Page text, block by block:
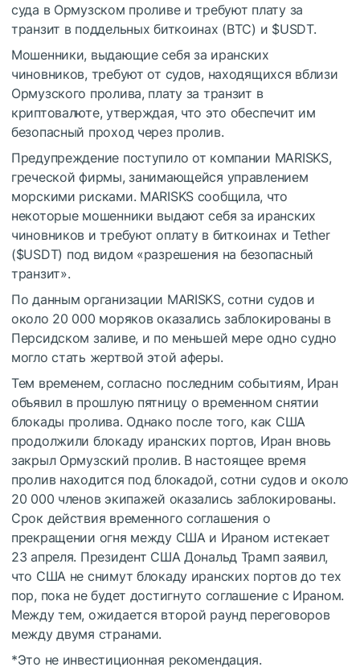
суда в Ормузском проливе и требуют плату за
транзит в поддельных биткоинах (BTC) и $USDT.
Мошенники, выдающие себя за иранских
чиновников, требуют от судов, находящихся вблизи
Ормузского пролива, плату за транзит в
криптовалюте, утверждая, что это обеспечит им
безопасный проход через пролив.
Предупреждение поступило от компании MARISKS,
греческой фирмы, занимающейся управлением
морскими рисками. MARISKS сообщила, что
некоторые мошенники выдают себя за иранских
чиновников и требуют оплату в биткоинах и Tether
($USDT) под видом «разрешения на безопасный
транзит».
По данным организации MARISKS, сотни судов и
около 20 000 моряков оказались заблокированы в
Персидском заливе, и по меньшей мере одно судно
могло стать жертвой этой аферы.
Тем временем, согласно последним событиям, Иран
объявил в прошлую пятницу о временном снятии
блокады пролива. Однако после того, как США
продолжили блокаду иранских портов, Иран вновь
закрыл Ормузский пролив. В настоящее время
пролив находится под блокадой, сотни судов и около
20 000 членов экипажей оказались заблокированы.
Срок действия временного соглашения о
прекращении огня между США и Ираном истекает
23 апреля. Президент США Дональд Трамп заявил,
что США не снимут блокаду иранских портов до тех
пор, пока не будет достигнуто соглашение с Ираном.
Между тем, ожидается второй раунд переговоров
между двумя странами.
*Это не инвестиционная рекомендация.